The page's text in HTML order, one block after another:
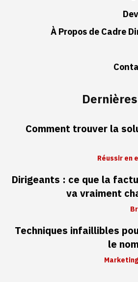
À Propos de Cadre
Comment trouver la
Réussir en
Dirigeants : ce que la
va vraiment
Techniques infaillibles
le